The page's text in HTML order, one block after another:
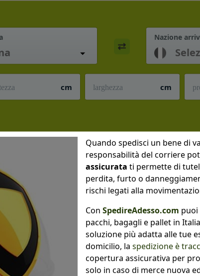
Nazione
cm cm
Quando spedisci un bene di
responsabilità del corriere
assicurata ti permette di
perdita, furto o
rischi legati alla
Con SpedireAdesso.com puoi
pacchi, bagagli e pallet in
soluzione più adatta alle tue
domicilio, la spedizione è
copertura assicurativa per
solo in caso di merce nuova